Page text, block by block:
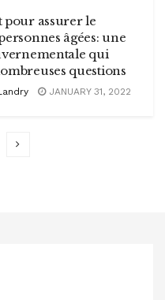
pour assurer le
âgées: une
qui
questions
JANUARY 31, 2022